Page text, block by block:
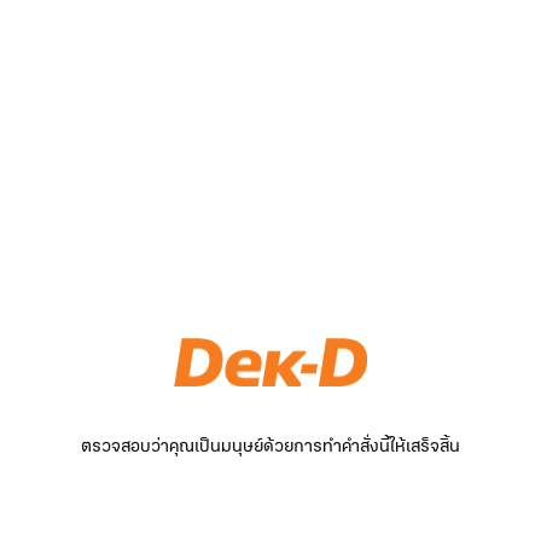
ตรวจสอบว่าคุณเป็นมนุษย์ด้วยการทำคำสั่งนี้ให้เสร็จสิ้น